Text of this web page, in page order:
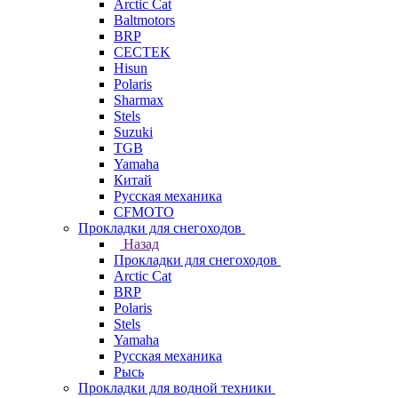
Arctic Cat
Baltmotors
BRP
CECTEK
Hisun
Polaris
Sharmax
Stels
Suzuki
TGB
Yamaha
Китай
Русская механика
СFMOTO
Прокладки для снегоходов
Назад
Прокладки для снегоходов
Arctic Cat
BRP
Polaris
Stels
Yamaha
Русская механика
Рысь
Прокладки для водной техники